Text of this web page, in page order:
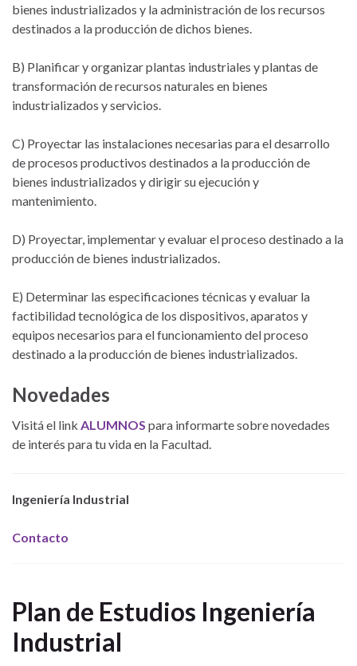
bienes industrializados y la administración de los recursos
destinados a la producción de dichos bienes.
B) Planificar y organizar plantas industriales y plantas de
transformación de recursos naturales en bienes
industrializados y servicios.
C) Proyectar las instalaciones necesarias para el desarrollo
de procesos productivos destinados a la producción de
bienes industrializados y dirigir su ejecución y
mantenimiento.
D) Proyectar, implementar y evaluar el proceso destinado a la
producción de bienes industrializados.
E) Determinar las especificaciones técnicas y evaluar la
factibilidad tecnológica de los dispositivos, aparatos y
equipos necesarios para el funcionamiento del proceso
destinado a la producción de bienes industrializados.
Novedades
Visitá el link ALUMNOS para informarte sobre novedades
de interés para tu vida en la Facultad.
Ingeniería Industrial
Contacto
Plan de Estudios Ingeniería
Industrial